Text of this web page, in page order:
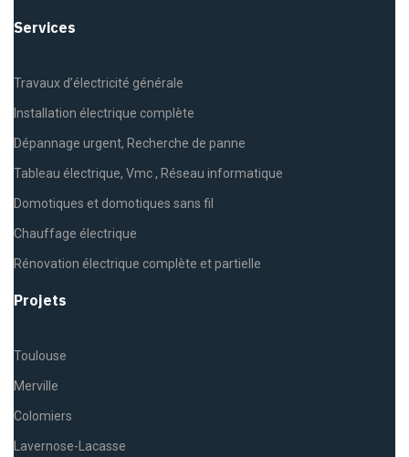
Services
Travaux d’électricité générale
Installation électrique complète
Dépannage urgent, Recherche de panne
Tableau électrique, Vmc , Réseau informatique
Domotiques et domotiques sans fil
Chauffage électrique
Rénovation électrique complète et partielle
Projets
Toulouse
Merville
Colomiers
Lavernose-Lacasse